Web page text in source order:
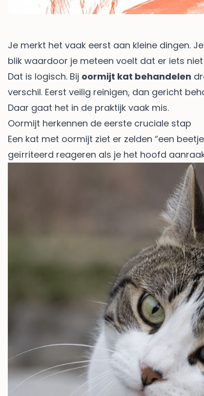
Je merkt het vaak eerst aan kleine dingen.
blik waardoor je meteen voelt dat er iets
Dat is logisch. Bij oormijt kat behandelen
verschil. Eerst veilig reinigen, dan gericht
Daar gaat het in de praktijk vaak mis.
Oormijt herkennen de eerste cruciale stap
Een kat met oormijt ziet er zelden “een
geïrriteerd reageren als je het hoofd